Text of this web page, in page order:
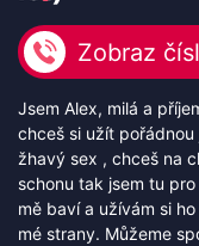
Jsem Alex, milá a
chceš si užít
žhavý sex , chceš na
schonu tak jsem tu
mě baví a užívám si
mé strany. Můžeme
Zobraz